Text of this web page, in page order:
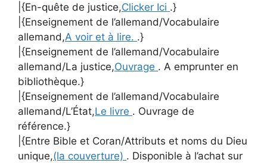
|{En-quête de justice,Clicker Ici .}
|{Enseignement de l’allemand/Vocabulaire
allemand,A voir et à lire. .}
|{Enseignement de l’allemand/Vocabulaire
allemand/La justice,Ouvrage . A emprunter en
bibliothèque.}
|{Enseignement de l’allemand/Vocabulaire
allemand/L’État,Le livre . Ouvrage de
référence.}
|{Entre Bible et Coran/Attributs et noms du Dieu
unique,(la couverture) . Disponible à l’achat sur